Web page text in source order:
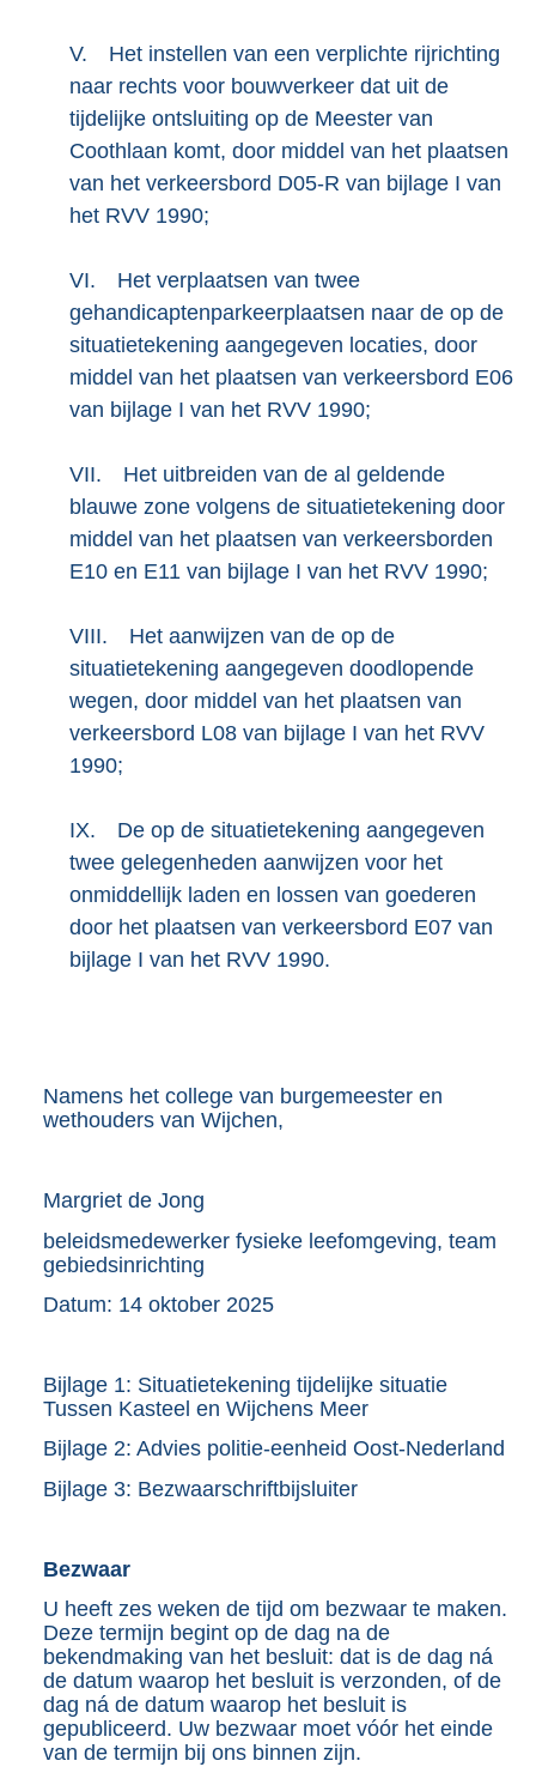
V.
Het instellen van een verplichte rijrichting
naar rechts voor bouwverkeer dat uit de
tijdelijke ontsluiting op de Meester van
Coothlaan komt, door middel van het plaatsen
van het verkeersbord D05-R van bijlage I van
het RVV 1990;
VI.
Het verplaatsen van twee
gehandicaptenparkeerplaatsen naar de op de
situatietekening aangegeven locaties, door
middel van het plaatsen van verkeersbord E06
van bijlage I van het RVV 1990;
VII.
Het uitbreiden van de al geldende
blauwe zone volgens de situatietekening door
middel van het plaatsen van verkeersborden
E10 en E11 van bijlage I van het RVV 1990;
VIII.
Het aanwijzen van de op de
situatietekening aangegeven doodlopende
wegen, door middel van het plaatsen van
verkeersbord L08 van bijlage I van het RVV
1990;
IX.
De op de situatietekening aangegeven
twee gelegenheden aanwijzen voor het
onmiddellijk laden en lossen van goederen
door het plaatsen van verkeersbord E07 van
bijlage I van het RVV 1990.
Namens het college van burgemeester en
wethouders van Wijchen,
Margriet de Jong
beleidsmedewerker fysieke leefomgeving, team
gebiedsinrichting
Datum: 14 oktober 2025
Bijlage 1: Situatietekening tijdelijke situatie
Tussen Kasteel en Wijchens Meer
Bijlage 2: Advies politie-eenheid Oost-Nederland
Bijlage 3: Bezwaarschriftbijsluiter
Bezwaar
U heeft zes weken de tijd om bezwaar te maken.
Deze termijn begint op de dag na de
bekendmaking van het besluit: dat is de dag ná
de datum waarop het besluit is verzonden, of de
dag ná de datum waarop het besluit is
gepubliceerd. Uw bezwaar moet vóór het einde
van de termijn bij ons binnen zijn.